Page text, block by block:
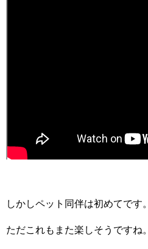
しかしペット同伴は初めてです。
ただこれもまた楽しそうですね。